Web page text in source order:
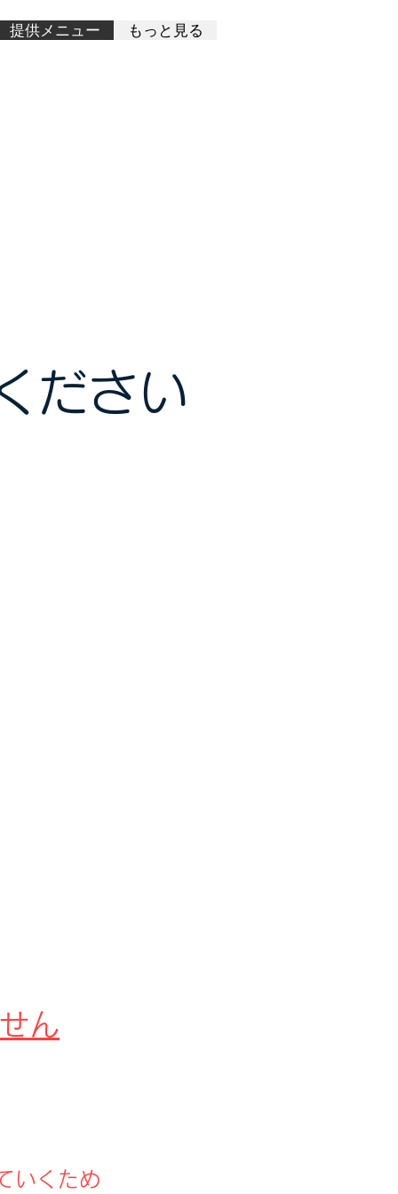
提供メニュー もっと見る
ださい
ん
いくため